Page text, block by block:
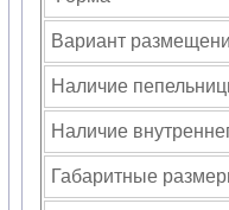
Вариант
Наличие
Наличие
Габаритные